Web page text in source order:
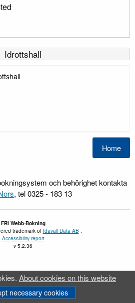
Idrottshall
och behörighet kontakta
, tel 0325 - 183 13
FRI Webb-Bokning
trademark of Idavall Data AB
Accessibility report
v 5.2.36
About cookies on this website
necessary cookies